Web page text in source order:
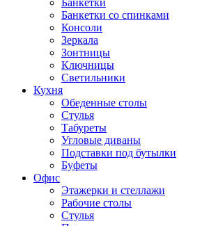
Банкетки
Банкетки со спинками
Консоли
Зеркала
Зонтницы
Ключницы
Светильники
Кухня
Обеденные столы
Стулья
Табуреты
Угловые диваны
Подставки под бутылки
Буфеты
Офис
Этажерки и стеллажи
Рабочие столы
Стулья